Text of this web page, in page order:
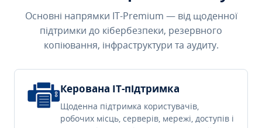
Основні напрямки IT-Premium — від щоденної
підтримки до кібербезпеки, резервного
копіювання, інфраструктури та аудиту.
Керована IT-підтримка
Щоденна підтримка користувачів,
робочих місць, серверів, мережі, доступів і